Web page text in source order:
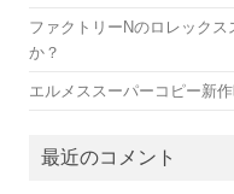
ファクトリーNのロレック
か？
エルメススーパーコピー新
最近のコメント